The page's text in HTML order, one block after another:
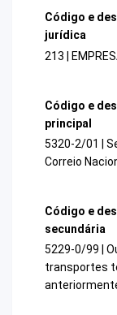
Código e
jurídica
213 |
Código e
principal
5320-2/01 |
Correio
Código e
secundária
5229-0/99 |
transportes